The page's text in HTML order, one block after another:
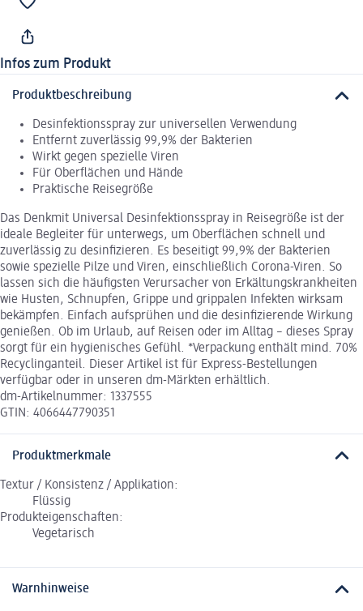
Infos zum Produkt
Produktbeschreibung
Desinfektionsspray zur universellen Verwendung
Entfernt zuverlässig 99,9% der Bakterien
Wirkt gegen spezielle Viren
Für Oberflächen und Hände
Praktische Reisegröße
Das Denkmit Universal Desinfektionsspray in Reisegröße ist der
ideale Begleiter für unterwegs, um Oberflächen schnell und
zuverlässig zu desinfizieren. Es beseitigt 99,9% der Bakterien
sowie spezielle Pilze und Viren, einschließlich Corona-Viren. So
lassen sich die häufigsten Verursacher von Erkältungskrankheiten
wie Husten, Schnupfen, Grippe und grippalen Infekten wirksam
bekämpfen. Einfach aufsprühen und die desinfizierende Wirkung
genießen. Ob im Urlaub, auf Reisen oder im Alltag – dieses Spray
sorgt für ein hygienisches Gefühl. *Verpackung enthält mind. 70%
Recyclinganteil. Dieser Artikel ist für Express-Bestellungen
verfügbar oder in unseren dm-Märkten erhältlich.
dm-Artikelnummer: 1337555
GTIN: 4066447790351
Produktmerkmale
Textur / Konsistenz / Applikation:
Flüssig
Produkteigenschaften:
Vegetarisch
Warnhinweise